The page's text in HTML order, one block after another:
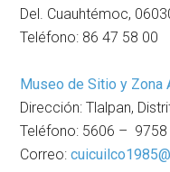
Del. Cuauhtémoc,
Teléfono: 86 47 58 00
Museo de Sitio y Zona
Dirección: Tlalpan,
Teléfono: 5606 – 9758
Correo: